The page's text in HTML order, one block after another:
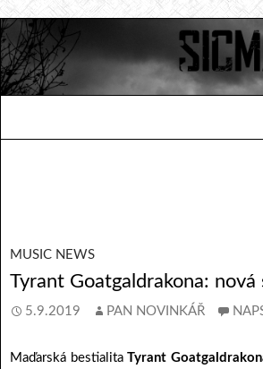
MUSIC NEWS
Tyrant Goatgaldrakona: nová
5.9.2019 PAN NOVINKÁŘ
Maďarská bestialitaTyrant